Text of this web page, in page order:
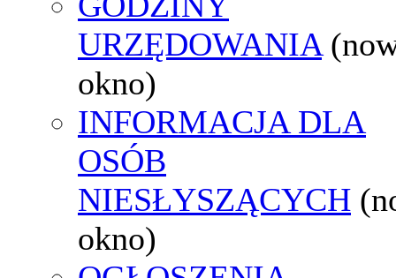
URZĘDOWANIA
okno)
INFORMACJA DLA
OSÓB
NIESŁYSZĄCYCH
okno)